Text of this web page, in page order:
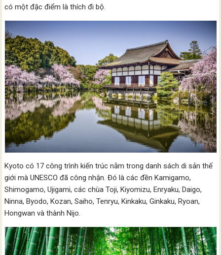
có một đặc điểm là thích đi bộ.
Kyoto có 17 công trình kiến trúc nằm trong danh sách di sản thế
giới mà UNESCO đã công nhận. Đó là các đền Kamigamo,
Shimogamo, Ujigami, các chùa Toji, Kiyomizu, Enryaku, Daigo,
Ninna, Byodo, Kozan, Saiho, Tenryu, Kinkaku, Ginkaku, Ryoan,
Hongwan và thành Nijo.